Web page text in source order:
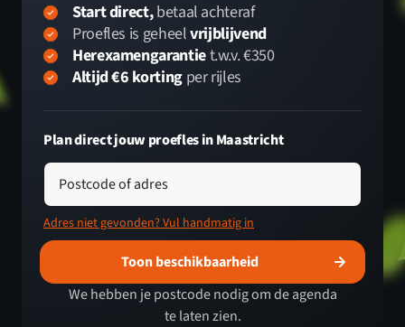
Start direct,betaal achteraf
Proefles is geheelvrijblijvend
Herexamengarantiet.w.v. €350
Altijd €6 kortingper rijles
Plan direct jouw proefles in Maastricht
Postcode of adres
Adres niet gevonden? Vul handmatig in
Toon beschikbaarheid
We hebben je postcode nodig om de agenda
te laten zien.